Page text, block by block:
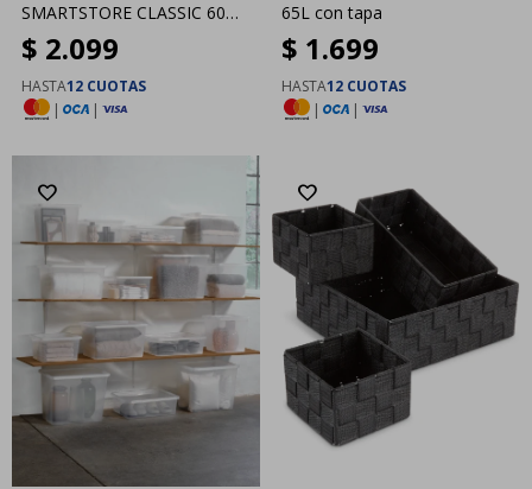
SMARTSTORE CLASSIC 60
60L con tapa
$ 2.099
HASTA12 CUOTAS
|
|
65L con tapa
$ 1.699
HASTA12 CUOTAS
|
|